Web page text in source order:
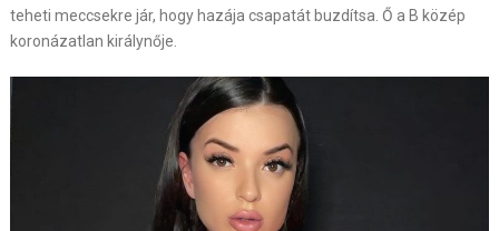
teheti meccsekre jár, hogy hazája csapatát buzdítsa. Ő a B közép
koronázatlan királynője.